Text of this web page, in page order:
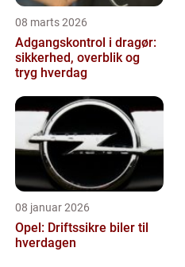
08 marts 2026
Adgangskontrol i dragør:
sikkerhed, overblik og
tryg hverdag
08 januar 2026
Opel: Driftssikre biler til
hverdagen